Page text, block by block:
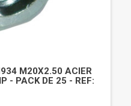
M20X2.50 ACIER
- PACK DE 25 - REF: